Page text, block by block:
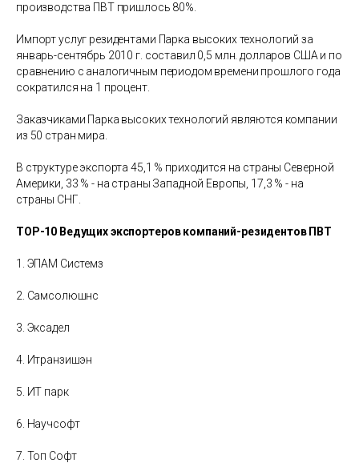
производства ПВТ пришлось 80%.
Импорт услуг резидентами Парка высоких технологий за
январь-сентябрь 2010 г. составил 0,5 млн. долларов США и по
сравнению с аналогичным периодом времени прошлого года
сократился на 1 процент.
Заказчиками Парка высоких технологий являются компании
из 50 стран мира.
В структуре экспорта 45,1 % приходится на страны Северной
Америки, 33 % - на страны Западной Европы, 17,3 % - на
страны СНГ.
TOP-10 Ведущих экспортеров компаний-резидентов ПВТ
1. ЭПАМ Системз
2. Самсолюшнс
3. Эксадел
4. Итранзишэн
5. ИТ парк
6. Научсофт
7. Топ Софт